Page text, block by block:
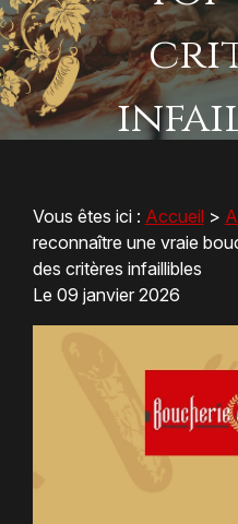
Vous êtes ici : Accueil >
reconnaître une vraie
des critères infaillibles
Le 09 janvier 2026